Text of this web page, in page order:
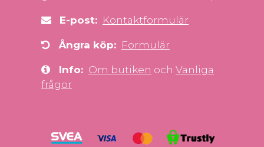
E-post: Kontaktformulär
Ångra köp: Formulär
Info: Om butiken och Vanliga
frågor